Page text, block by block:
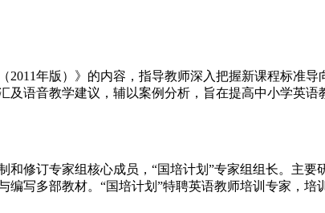
年版）》的内容，指导教师深入把握新课程标准
语音教学建议，辅以案例分析，旨在提高中小学英
修订专家组核心成员，“国培计划”专家组组长。主
写多部教材。“国培计划”特聘英语教师培训专家，